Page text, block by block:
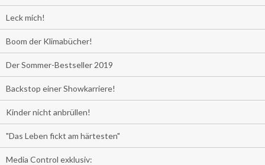
Leck mich!
Boom der Klimabücher!
Der Sommer-Bestseller 2019
Backstop einer Showkarriere!
Kinder nicht anbrüllen!
"Das Leben fickt am härtesten"
Media Control exklusiv: